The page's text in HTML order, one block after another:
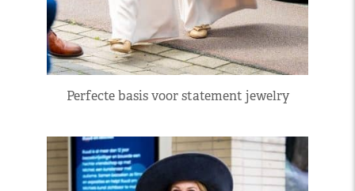
Perfecte basis voor statement jewelry